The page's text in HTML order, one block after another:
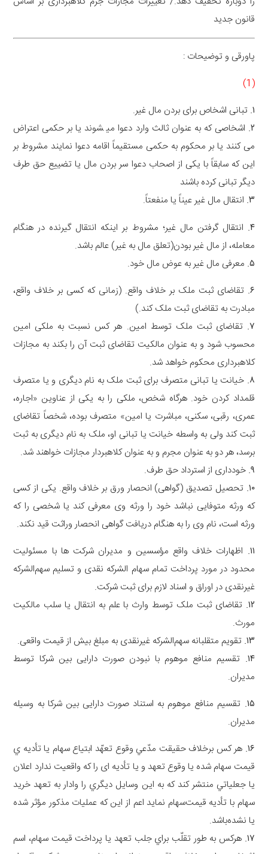
قانون جدید
پاورقی و توضیحات :
(1)
۱. ﺗﺒﺎﻧﯽ ﺍﺷﺨﺎﺹ ﺑﺮﺍﯼ ﺑﺮﺩﻥ ﻣﺎﻝ ﻏﯿﺮ.
۲. ﺍﺷﺨﺎﺻﯽ ﮐﻪ ﺑﻪ ﻋﻨﻮﺍﻥ ﺛﺎﻟﺚ ﻭﺍﺭﺩ ﺩﻋﻮﺍ ﻣﯿ‌ ﺸﻮﻧﺪ ﯾﺎ ﺑﺮ ﺣﮑﻤﯽ ﺍﻋﺘﺮﺍﺽ
می کنند ﯾﺎ ﺑﺮ ﻣﺤﮑﻮﻡ ﺑﻪ ﺣﮑﻤﯽ ﻣﺴﺘﻘﯿﻤﺎً ﺍﻗﺎﻣﻪ ﺩﻋﻮﺍ ﻧﻤﺎﯾﻨﺪ ﻣﺸﺮﻭﻁ ﺑﺮ
ﺍﯾﻦ ﮐﻪ ﺳﺎﺑﻘﺎً ﺑﺎ ﯾﮑﯽ ﺍﺯ ﺍﺻﺤﺎﺏ ﺩﻋﻮﺍ ﺳﺮ ﺑﺮﺩﻥ ﻣﺎﻝ ﯾﺎ ﺗﻀﯿﯿﻊ ﺣﻖ ﻃﺮﻑ
ﺩﯾﮕﺮ ﺗﺒﺎﻧﯽ ﮐﺮﺩﻩ ﺑﺎﺷﻨﺪ
۳. ﺍﻧﺘﻘﺎﻝ ﻣﺎﻝ ﻏﯿﺮ ﻋﯿﻨﺎً ﯾﺎ ﻣﻨﻔﻌﺘﺎً.
۴. ﺍﻧﺘﻘﺎﻝ گرفتن ﻣﺎﻝ ﻏﯿﺮ؛ مشروط بر اینکه انتقال گیرنده ﺩﺭ ﻫﻨﮕﺎﻡ
معامله، از مال غیر بودن(تعلق مال به غیر) ﻋﺎﻟﻢ ﺑﺎﺷﺪ.
۵. ﻣﻌﺮﻓﯽ ﻣﺎﻝ ﻏﯿﺮ ﺑﻪ ﻋﻮﺽ ﻣﺎﻝ ﺧﻮﺩ.
۶. ﺗﻘﺎﺿﺎﯼ ﺛﺒﺖ ﻣﻠﮏ ﺑﺮ ﺧﻼﻑ ﻭﺍﻗﻊ. (زمانی که کسی بر خلاف واقع،
مبادرت به تقاضای ثبت ملک کند.)
۷. ﺗﻘﺎﺿﺎﯼ ﺛﺒﺖ ﻣﻠﮏ ﺗﻮﺳﻂ ﺍﻣﯿﻦ. هر کس نسبت به ملکی امین
محسوب شود و به عنوان مالکیت تقاضای ثبت آن را بکند به مجازات
کلاهبرداری محکوم خواهد شد.
۸. ﺧﯿﺎﻧﺖ ﯾﺎ ﺗﺒﺎﻧﯽ ﻣﺘﺼﺮﻑ ﺑﺮﺍﯼ ﺛﺒﺖ ﻣﻠﮏ ﺑﻪ ﻧﺎﻡ ﺩﯾﮕﺮﯼ ﻭ ﯾﺎ ﻣﺘﺼﺮﻑ
ﻗﻠﻤﺪﺍﺩ ﮐﺮﺩﻥ ﺧﻮﺩ. هرگاه شخص، ملکی را به یکی از عناوین «اجاره،
عمری، رقبی، سکنی، مباشرت یا امین» متصرف بوده، شخصاً تقاضای
ثبت کند ولی به واسطه خیانت یا تبانی او، ملک به نام دیگری به ثبت
برسد، هر دو به عنوان مجرم و به عنوان کلاهبردار مجازات خواهند شد.
۹. ﺧﻮﺩﺩﺍﺭﯼ ﺍﺯ ﺍﺳﺘﺮﺩﺍﺩ ﺣﻖ ﻃﺮﻑ.
۱۰. ﺗﺤﺼﯿﻞ ﺗﺼﺪﯾﻖ (گواهی) ﺍﻧﺤﺼﺎﺭ ﻭﺭﻕ ﺑﺮ ﺧﻼﻑ ﻭﺍﻗﻊ. یکی از کسی
که ورثه متوفایی نباشد خود را ورثه وی معرفی کند یا شخصی را که
ورثه است، نام وی را به هنگام دریافت گواهی انحصار وراثت قید نکند.
۱۱. ﺍﻇﻬﺎﺭﺍﺕ ﺧﻼﻑ ﻭﺍﻗﻊ ﻣؤﺳﺴﯿﻦ ﻭ ﻣﺪﯾﺮﺍﻥ ﺷﺮﮐﺖ ﻫﺎ ﺑﺎ ﻣﺴﺌﻮﻟﯿﺖ
ﻣﺤﺪﻭﺩ ﺩﺭ ﻣﻮﺭﺩ ﭘﺮﺩﺍﺧﺖ ﺗﻤﺎﻡ ﺳﻬﺎﻡ ﺍﻟﺸﺮﮐﻪ ﻧﻘﺪﯼ ﻭ ﺗﺴﻠﯿﻢ ﺳﻬﻢ‌ﺍﻟﺸﺮﮐﻪ
ﻏﯿﺮﻧﻘﺪﯼ ﺩﺭ ﺍﻭﺭﺍﻕ ﻭ ﺍﺳﻨﺎﺩ ﻻﺯﻡ ﺑﺮﺍﯼ ﺛﺒﺖ ﺷﺮﮐﺖ.
۱۲. ﺗﻘﺎﺿﺎﯼ ﺛﺒﺖ ﻣﻠﮏ ﺗﻮﺳﻂ ﻭﺍﺭﺙ ﺑﺎ ﻋﻠﻢ ﺑﻪ ﺍﻧﺘﻘﺎﻝ ﯾﺎ ﺳﻠﺐ ﻣﺎﻟﮑﯿﺖ
ﻣﻮﺭﺙ.
۱۳. ﺗﻘﻮﯾﻢ ﻣﺘﻘﻠﺒﺎﻧﻪ ﺳﻬﻢ‌ﺍﻟﺸﺮﮐﻪ ﻏﯿﺮﻧﻘﺪﯼ ﺑﻪ ﻣﺒﻠﻎ ﺑﯿﺶ ﺍﺯ ﻗﯿﻤﺖ ﻭﺍﻗﻌﯽ.
۱۴. ﺗﻘﺴﯿﻢ ﻣﻨﺎﻓﻊ ﻣﻮﻫﻮﻡ ﺑﺎ ﻧﺒﻮﺩﻥ ﺻﻮﺭﺕ ﺩﺍﺭﺍﯾﯽ ﺑﯿﻦ ﺷﺮﮐﺎ ﺗﻮﺳﻂ
ﻣﺪﯾﺮﺍﻥ.
۱۵. ﺗﻘﺴﯿﻢ ﻣﻨﺎﻓﻊ ﻣﻮﻫﻮﻡ ﺑﻪ ﺍﺳﺘﻨﺎﺩ ﺻﻮﺭﺕ ﺩﺍﺭﺍﯾﯽ ﺑﯿﻦ ﺷﺮﮐﺎ ﺑﻪ ﻭﺳﯿﻠﻪ
ﻣﺪﯾﺮﺍﻥ.
۱۶. ﻫﺮ ﮐﺲ ﺑﺮﺧﻼﻑ ﺣﻘﻴﻘﺖ ﻣﺪّﻋﻲ ﻭﻗﻮﻉ ﺗﻌﻬّﺪ ﺍﺑﺘﻴﺎﻉ ﺳﻬﺎﻡ ﻳﺎ ﺗﺄﺩﻳﻪ ﻱ
ﻗﻴﻤﺖ ﺳﻬﺎﻡ ﺷﺪﻩ ﻳﺎ ﻭﻗﻮﻉ ﺗﻌﻬﺪ ﻭ ﻳﺎ ﺗﺄﺩﻳﻪ ﺍى ﺭﺍ ﮐﻪ ﻭﺍﻗﻌﻴﺖ ﻧﺪﺍﺭﺩ ﺍﻋﻼﻥ
ﻳﺎ ﺟﻌﻠﻴﺎﺗﻲ ﻣﻨﺘﺸﺮ ﮐﻨﺪ ﮐﻪ ﺑﻪ ﺍﻳﻦ ﻭﺳﺎﻳﻞ ﺩﻳﮕﺮﻱ ﺭﺍ ﻭﺍﺩﺍﺭ ﺑﻪ ﺗﻌﻬﺪ ﺧﺮﻳﺪ
ﺳﻬﺎﻡ ﺑﺎ ﺗﺄﺩﻳﻪ ﻗﻴﻤﺖﺳﻬﺎﻡ ﻧﻤﺎﻳﺪ ﺍﻋﻢ ﺍﺯ ﺍﻳﻦ ﮐﻪ ﻋﻤﻠﻴﺎﺕ ﻣﺬﮐﻮﺭ ﻣﺆﺛﺮ ﺷﺪﻩ
ﻳﺎ ﻧﺸﺪﻩﺑﺎﺷﺪ.
۱۷. ﻫﺮﮐﺲ ﺑﻪ ﻃﻮﺭ ﺗﻘﻠّﺐ ﺑﺮﺍﻱ ﺟﻠﺐ ﺗﻌﻬﺪ ﻳﺎ ﭘﺮﺩﺍﺧﺖ ﻗﻴﻤﺖ ﺳﻬﺎﻡ، ﺍﺳﻢ